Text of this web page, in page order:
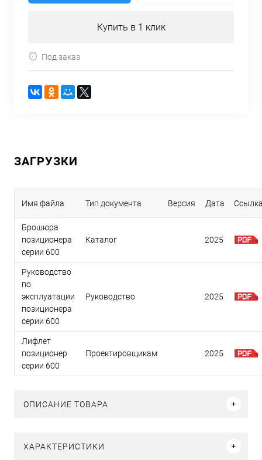
Купить в 1 клик
Под заказ
ЗАГРУЗКИ
Имя файла Тип документа Версия Дата
Брошюра
позиционера
серии 600
Каталог 2025
Руководство
по
эксплуатации
позиционера
серии 600
Руководство 2025
Лифлет
позиционер
серии 600
Проектировщикам 2025
ОПИСАНИЕ ТОВАРА
ХАРАКТЕРИСТИКИ